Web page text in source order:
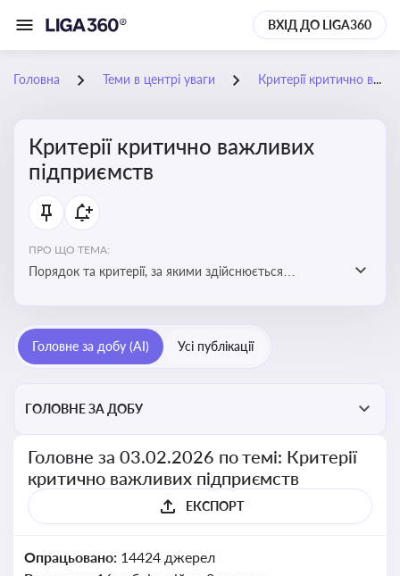
ВХІД ДО LIGA360
Головна Теми в центрі уваги Критерії критично важливих підприємств
Критерії критично важливих
підприємств
ПРО ЩО ТЕМА:
Порядок та критерії, за якими здійснюється
Головне за добу (AI) Усі публікації
ГОЛОВНЕ ЗА ДОБУ
Головне за 03.02.2026 по темі: Критерії
критично важливих підприємств
ЕКСПОРТ
Опрацьовано: 14424 джерел